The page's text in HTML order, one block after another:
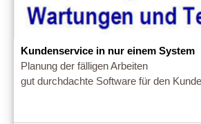
Kundenservice in nur einem System
Planung der fälligen Arbeiten
gut durchdachte Software für den